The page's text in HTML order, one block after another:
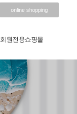
online shopping
회원전용쇼핑몰